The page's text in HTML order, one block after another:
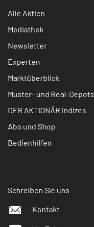
Alle Aktien
Mediathek
Newsletter
Experten
Marktüberblick
Muster- und Real-Depots
DER AKTIONÄR Indizes
Abo und Shop
Bedienhilfen
Schreiben Sie uns
Kontakt